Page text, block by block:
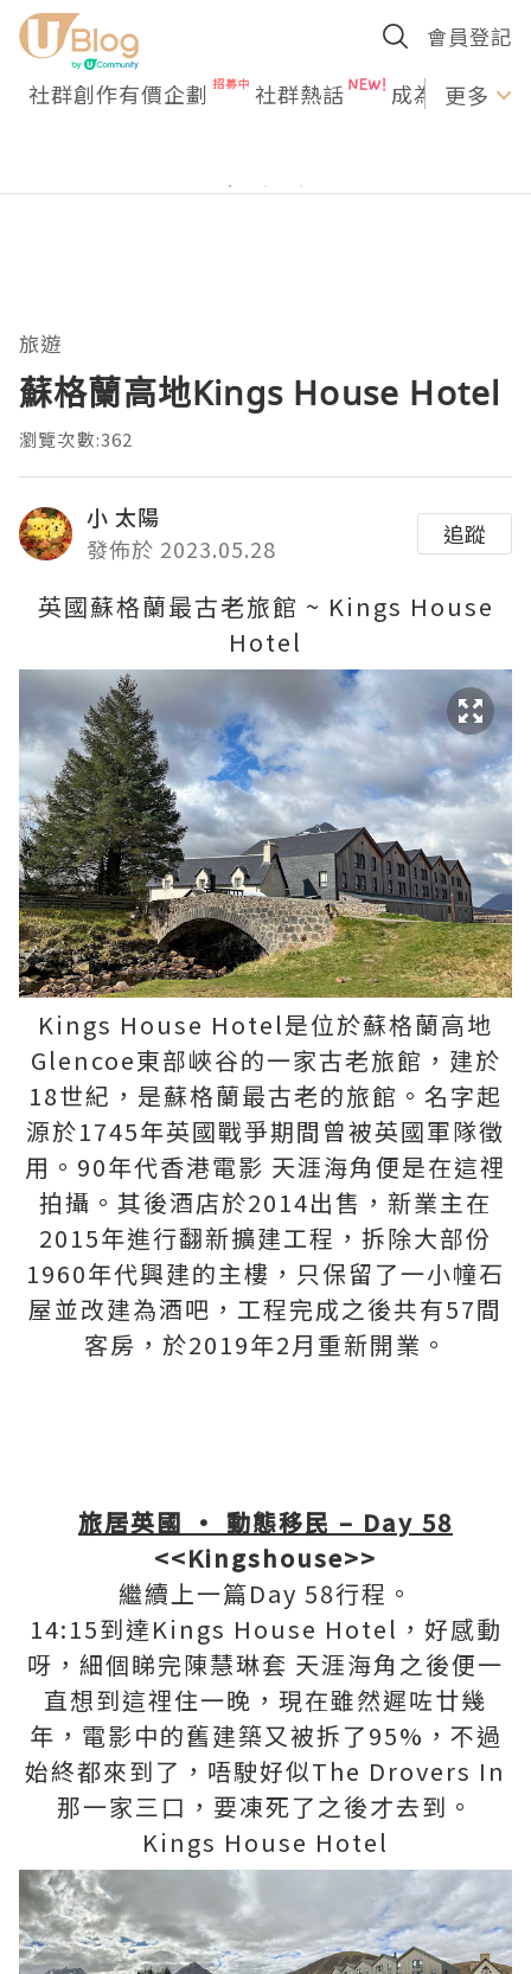
會員登記
社群創作有價企劃 社群熱話 成為U更多
旅遊
蘇格蘭高地Kings House Hotel
瀏覽次數:362
小 太陽
發佈於 2023.05.28
追蹤
英國蘇格蘭最古老旅館 ~ Kings House
Hotel
Kings House Hotel是位於蘇格蘭高地
Glencoe東部峽谷的一家古老旅館，建於
18世紀，是蘇格蘭最古老的旅館。名字起
源於1745年英國戰爭期間曾被英國軍隊徵
用。90年代香港電影 天涯海角便是在這𥚃
拍攝。其後酒店於2014出售，新業主在
2015年進行翻新擴建工程，拆除大部份
1960年代興建的主樓，只保留了一小幢石
屋並改建為酒吧，工程完成之後共有57間
客房，於2019年2月重新開業。
旅居英國 • 動態移民 – Day 58
<<Kingshouse>>
繼續上一篇Day 58行程。
14:15到達Kings House Hotel，好感動
呀，細個睇完陳慧琳套 天涯海角之後便一
直想到這𥚃住一晚，現在雖然遲咗廿幾
年，電影中的舊建築又被拆了95%，不過
始終都來到了，唔駛好似The Drovers In
那一家三口，要凍死了之後才去到。
Kings House Hotel